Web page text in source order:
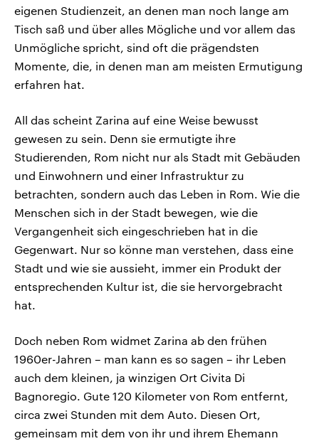
eigenen Studienzeit, an denen man noch lange am
Tisch saß und über alles Mögliche und vor allem das
Unmögliche spricht, sind oft die prägendsten
Momente, die, in denen man am meisten Ermutigung
erfahren hat.
All das scheint Zarina auf eine Weise bewusst
gewesen zu sein. Denn sie ermutigte ihre
Studierenden, Rom nicht nur als Stadt mit Gebäuden
und Einwohnern und einer Infrastruktur zu
betrachten, sondern auch das Leben in Rom. Wie die
Menschen sich in der Stadt bewegen, wie die
Vergangenheit sich eingeschrieben hat in die
Gegenwart. Nur so könne man verstehen, dass eine
Stadt und wie sie aussieht, immer ein Produkt der
entsprechenden Kultur ist, die sie hervorgebracht
hat.
Doch neben Rom widmet Zarina ab den frühen
1960er-Jahren – man kann es so sagen – ihr Leben
auch dem kleinen, ja winzigen Ort Civita Di
Bagnoregio. Gute 120 Kilometer von Rom entfernt,
circa zwei Stunden mit dem Auto. Diesen Ort,
gemeinsam mit dem von ihr und ihrem Ehemann